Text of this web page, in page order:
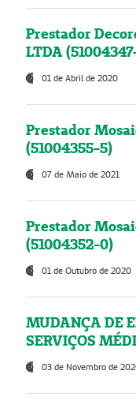
Prestador
LTDA
01 de Abril de 2020
Prestador
(51004355-5)
07 de Maio de 2021
Prestador
(51004352-0)
01 de Outubro de 2020
MUDANÇA DE
SERVIÇOS
03 de Novembro de